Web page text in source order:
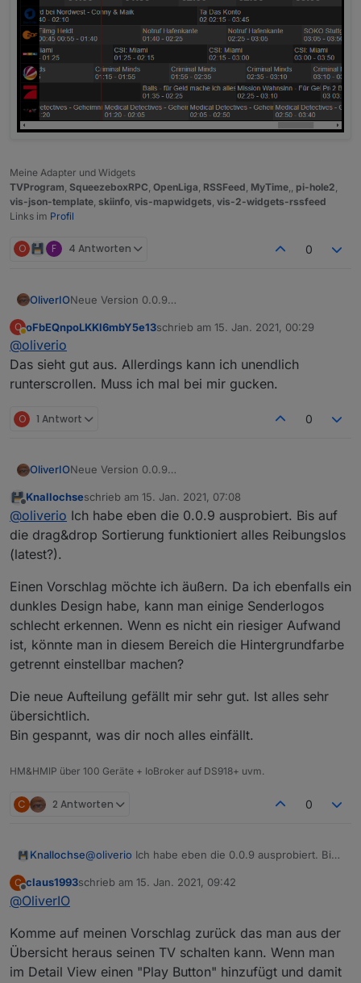
Meine Adapter und Widgets
TVProgram SqueezeboxRPC OpenLiga RSSFeed MyTime pi-hole2
vis-json-template skiinfo vis-mapwidgets vis-2-widgets-rssfeed
Links im Profil
O F 4 Antworten 0
OliverIONeue Version 0.0.9
Knöpfen und der Datumsinfo.
nochmal grundlegend geändert werden.
Es gibt noch einen kleinen Glitch, mal schauen wer
ihn findet.
übereinander bei kleineren Bildschirmen
O
Abwesend
oFbEQnpoLKKl6mbY5e13schrieb am 15. Jan. 2021, 00:29
zuletzt editiert von
@oliverio
Das sieht gut aus. Allerdings kann ich unendlich
runterscrollen. Muss ich mal bei mir gucken.
O 1 Antwort 0
OliverIONeue Version 0.0.9
Knöpfen und der Datumsinfo.
Leider musste das HTML-Layout unter der Haube
nochmal grundlegend geändert werden.
Es gibt noch einen kleinen Glitch, mal schauen wer
übereinander bei kleineren Bildschirmen
muss noch warten. Der Dialog wehrt sich noch gegen
meine Anweisungen.
Offline
Knallochseschrieb am 15. Jan. 2021, 07:08
zuletzt editiert von
@oliverio Ich habe eben die 0.0.9 ausprobiert. Bis auf
die drag&drop Sortierung funktioniert alles Reibungslos
(latest?).
Einen Vorschlag möchte ich äußern. Da ich ebenfalls ein
dunkles Design habe, kann man einige Senderlogos
schlecht erkennen. Wenn es nicht ein riesiger Aufwand
ist, könnte man in diesem Bereich die Hintergrundfarbe
getrennt einstellbar machen?
Die neue Aufteilung gefällt mir sehr gut. Ist alles sehr
übersichtlich.
Bin gespannt, was dir noch alles einfällt.
HM&HMIP über 100 Geräte + IoBroker auf DS918+ uvm.
C 2 Antworten 0
Knallochse@oliverio Ich habe eben die 0.0.9 ausprobiert. Bis
Reibungslos (latest?).
Einen Vorschlag möchte ich äußern. Da ich
nicht ein riesiger Aufwand ist, könnte man in
diesem Bereich die Hintergrundfarbe getrennt
sehr übersichtlich.
Bin gespannt, was dir noch alles einfällt.
C
Offline
claus1993schrieb am 15. Jan. 2021, 09:42
zuletzt editiert von
@OliverIO
Komme auf meinen Vorschlag zurück das man aus der
Übersicht heraus seinen TV schalten kann. Wenn man
im Detail View einen "Play Button" hinzufügt und damit